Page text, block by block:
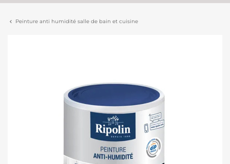
Peinture anti humidité salle de bain et cuisine